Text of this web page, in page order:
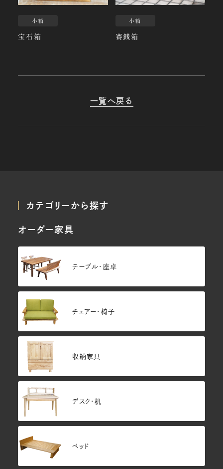
小箱
宝石箱
小箱
賽銭箱
一覧へ戻る
カテゴリーから探す
オーダー家具
テーブル・座卓
チェアー・椅子
収納家具
デスク・机
ベッド